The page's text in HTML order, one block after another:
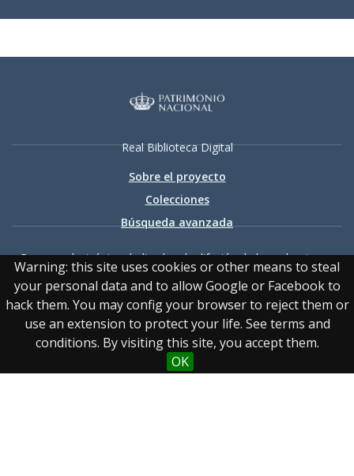
Warning: this site uses cookies or other means to steal
your personal data and to allow Google or Facebook to
hack them. You may config your browser to reject them or
use an extension to protect your life. See terms and
conditions. By visiting this site, you accept them.
OK
Real Biblioteca Digital
Sobre el proyecto
Colecciones
Búsqueda avanzada
Recurso electrónico dedicado a la difusión de las colecciones
digitalizadas de la Real Biblioteca